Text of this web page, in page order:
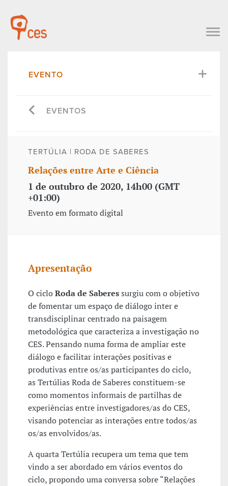
EVENTO
EVENTOS
TERTÚLIA | RODA DE SABERES
Relações entre Arte e Ciência
1 de outubro de 2020, 14h00 (GMT
+01:00)
Evento em formato digital
Apresentação
O cicloRoda de Saberessurgiu com o objetivo
de fomentar um espaço de diálogo inter e
transdisciplinar centrado na paisagem
metodológica que caracteriza a investigação no
CES. Pensando numa forma de ampliar este
diálogo e facilitar interações positivas e
produtivas entre os/as participantes do ciclo,
as Tertúlias Roda de Saberes constituem-se
como momentos informais de partilhas de
experiências entre investigadores/as do CES,
visando potenciar as interações entre todos/as
os/as envolvidos/as.
A quarta Tertúlia recupera um tema que tem
vindo a ser abordado em vários eventos do
ciclo, propondo uma conversa sobre “Relações